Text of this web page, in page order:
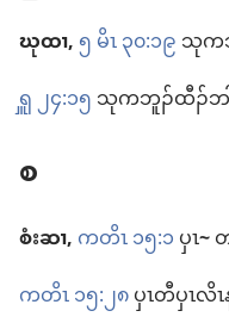
ဃုထၢ,၅ မိၤ ၃၀:၁၉သု​က​
ၡူ ၂၄:၁၅သု​က​ဘူၣ်ထီၣ်​ဘ
စ
စံးဆၢ,ကတိၤ ၁၅:၁ပှၤ~
ကတိၤ ၁၅:၂၈ပှၤတီ​ပှၤလိ